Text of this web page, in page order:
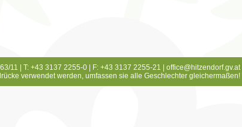
11 | T: +43 3137 2255-0 | F: +43 3137 2255-21 | office@hitzendorf.gv.at|
verwendet werden, umfassen sie alle Geschlechter gleichermaßen!